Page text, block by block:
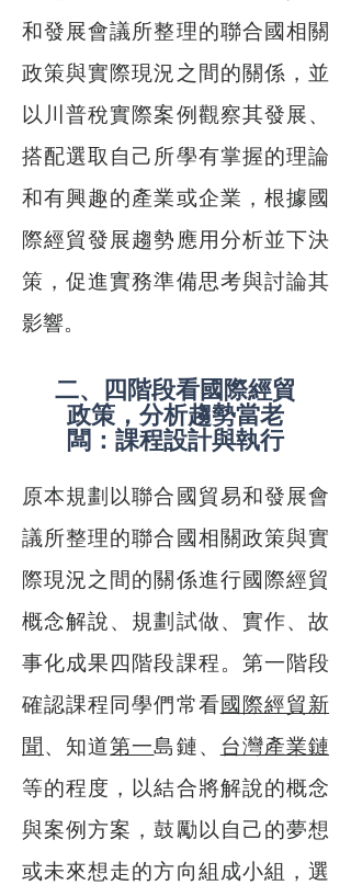
和發展會議所整理的聯合國相關
政策與實際現況之間的關係，並
以川普稅實際案例觀察其發展、
搭配選取自己所學有掌握的理論
和有興趣的產業或企業，根據國
際經貿發展趨勢應用分析並下決
策，促進實務準備思考與討論其
影響。
二、四階段看國際經貿
政策，分析趨勢當老
闆：課程設計與執行
原本規劃以聯合國貿易和發展會
議所整理的聯合國相關政策與實
際現況之間的關係進行國際經貿
概念解說、規劃試做、實作、故
事化成果四階段課程。第一階段
確認課程同學們常看國際經貿新
聞 、知道第一島鏈、 台灣產業鏈
等的程度，以結合將解說的概念
與案例方案，鼓勵以自己的夢想
或未來想走的方向組成小組，選